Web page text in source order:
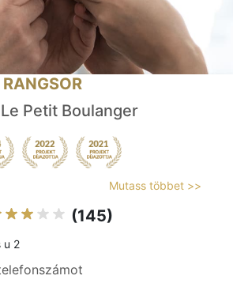
Petit Boulanger
Mutass többet >>
(145)
u 2